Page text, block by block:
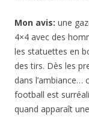
Mon avis: une
4×4 avec des
les statuettes en
des tirs. Dès les
dans l’ambiance…
football est
quand apparaît